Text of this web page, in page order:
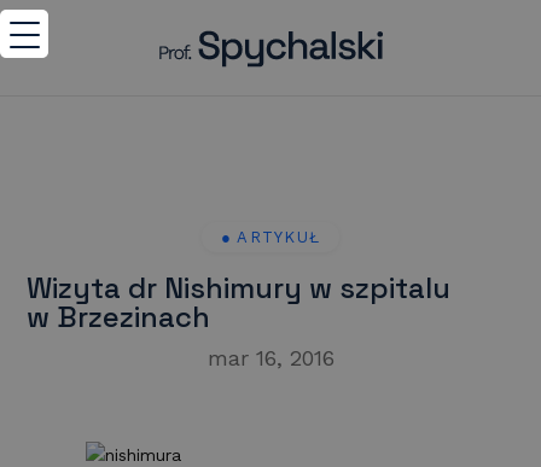
Wizyta dr Nishimury w szpitalu
w Brzezinach
mar 16, 2016